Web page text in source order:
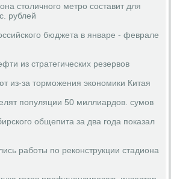
столичного метро составит для
рублей
бюджета в январе - феврале
из стратегических резервов
из-за торможения экономики Китая
популяции 50 миллиардов. сумов
общепита за два года показал
работы по реконструкции стадиона